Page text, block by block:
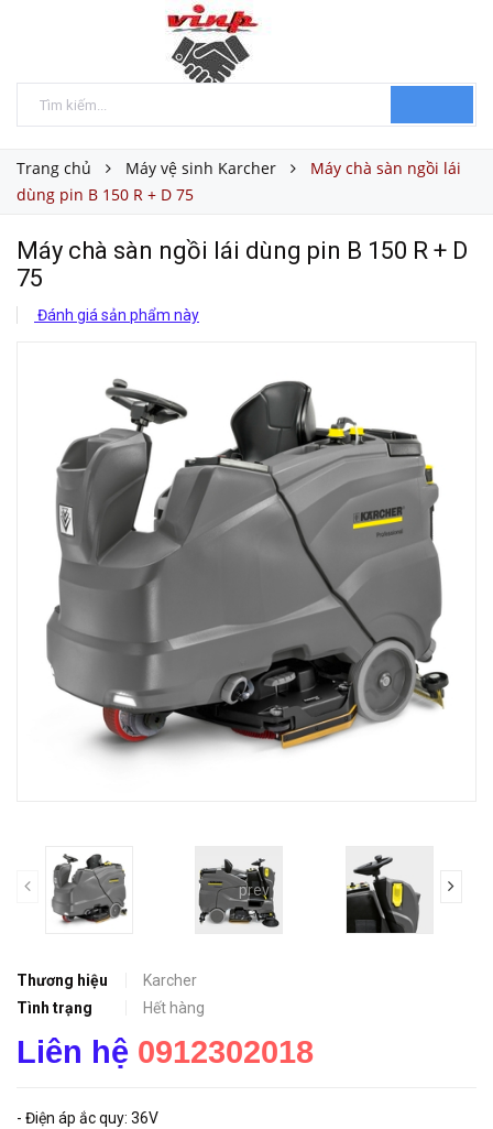
Trang chủ Máy vệ sinh Karcher
Máy chà sàn ngồi lái
dùng pin B 150 R + D 75
Máy chà sàn ngồi lái dùng pin B 150 R + D
75
Đánh giá sản phẩm này
prev
Thương hiệu
Karcher
Tình trạng
Hết hàng
Liên hệ 0912302018
- Điện áp ắc quy: 36V